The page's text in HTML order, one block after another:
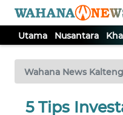
Utama Nusantara
Wahana News Kalteng
5 Tips
TV
Tutup
UTAMA